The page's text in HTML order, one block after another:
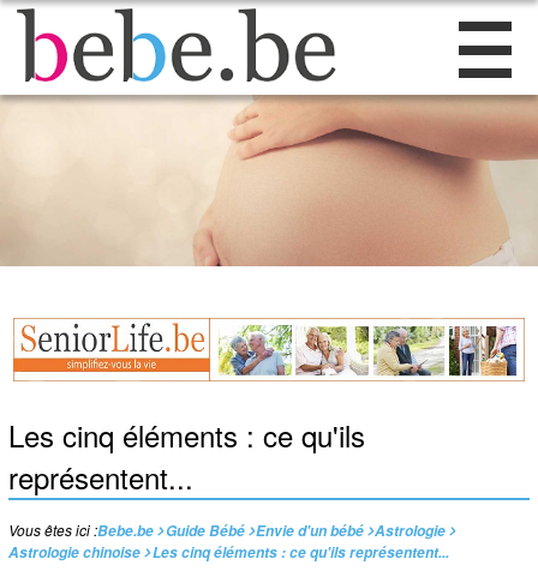
Les cinq éléments : ce qu'ils
représentent...
Vous êtes ici :Bebe.be Guide Bébé Envie d'un bébé Astrologie
Astrologie chinoise Les cinq éléments : ce qu'ils représentent...